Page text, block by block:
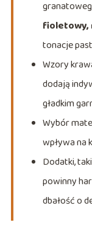
fioletowy,
tonacje
Wzory
dodają
gładkim
Wybór
wpływa na
Dodatki,
powinny
dbałość o